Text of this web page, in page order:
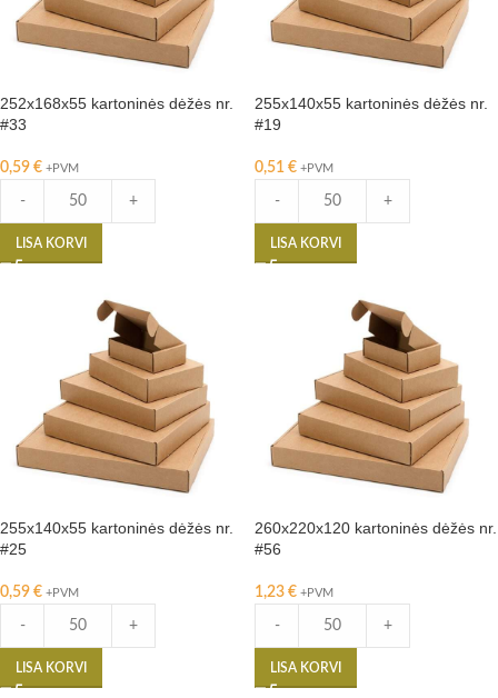
252x168x55 kartoninės dėžės nr.
#33
0,59 € +PVM
- +
LISA KORVI
255x140x55 kartoninės dėžės nr.
#19
0,51 € +PVM
- +
LISA KORVI
255x140x55 kartoninės dėžės nr.
#25
0,59 € +PVM
- +
LISA KORVI
260x220x120 kartoninės dėžės nr.
#56
1,23 € +PVM
- +
LISA KORVI